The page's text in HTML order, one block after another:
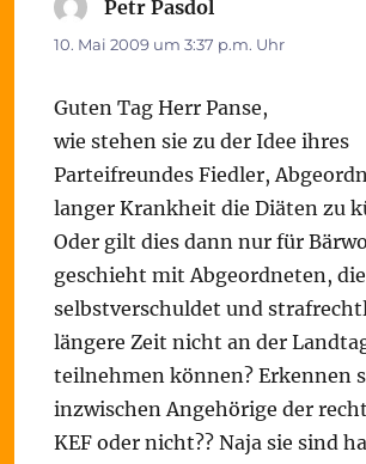
Petr Pasdolsagt:
10. Mai 2009 um 3:37 p.m. Uhr
Guten Tag Herr Panse,
wie stehen sie zu der Idee ihres
Parteifreundes Fiedler,
langer Krankheit die Diäten zu
Oder gilt dies dann nur für
geschieht mit Abgeordneten, die
selbstverschuldet und
längere Zeit nicht an der
teilnehmen können? Erkennen
inzwischen Angehörige der
KEF oder nicht?? Naja sie sind